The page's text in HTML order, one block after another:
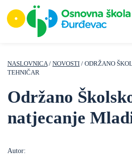
NASLOVNICA/ NOVOSTI / ODRŽANO
TEHNIČAR
Održano
natjecanje
Autor: